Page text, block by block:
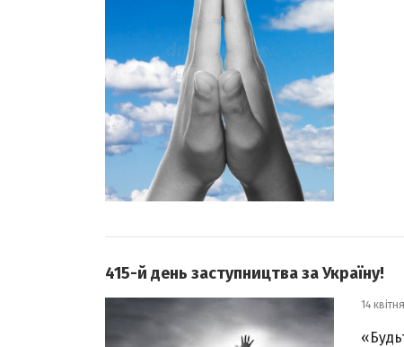
415-й день заступництва за Україну!
14